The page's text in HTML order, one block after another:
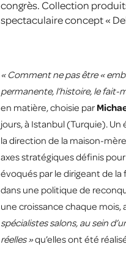
congrès. Collection
spectaculaire concept «
« Comment ne pas être «
permanente, l’histoire, le
en matière, choisie par
jours, à Istanbul (Turquie).
la direction de la maison-
axes stratégiques définis
évoqués par le dirigeant de
dans une politique de
une croissance chaque mois,
spécialistes salons, au sein
réelles »qu’elles ont été